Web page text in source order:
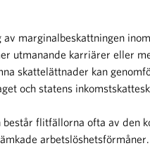
av marginalbeskattningen
utmanande karriärer eller
skattelättnader kan
och statens
består flitfällorna ofta av den
arbetslöshetsförmåner.